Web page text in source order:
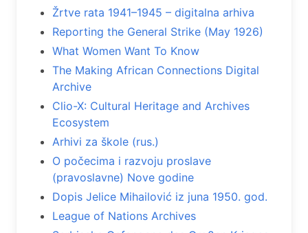
Žrtve rata 1941–1945 – digitalna arhiva
Reporting the General Strike (May 1926)
What Women Want To Know
The Making African Connections Digital
Archive
Clio-X: Cultural Heritage and Archives
Ecosystem
Arhivi za škole (rus.)
O počecima i razvoju proslave
(pravoslavne) Nove godine
Dopis Jelice Mihailović iz juna 1950. god.
League of Nations Archives